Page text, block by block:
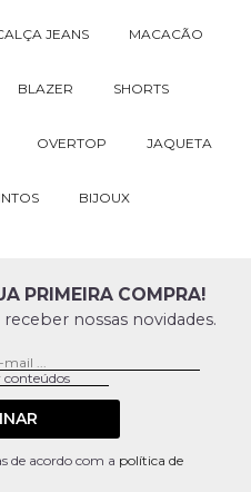
JEANS MACACÃO
BLAZER SHORTS
OVERTOP JAQUETA
BIJOUX
PRIMEIRA COMPRA!
receber nossas novidades.
de acordo com a política de